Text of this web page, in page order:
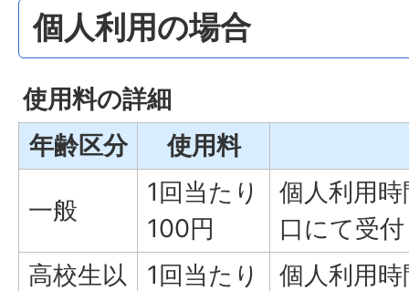
個人利用の場合
使用料の詳細
年齢区分
使用料
一般
1回当たり
100円
個人利用
口にて受
高校生以
1回当たり
個人利用